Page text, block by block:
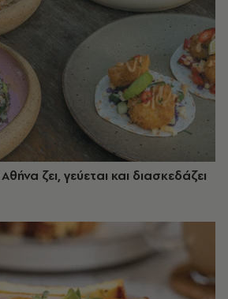
ζει, γεύεται και διασκεδάζει